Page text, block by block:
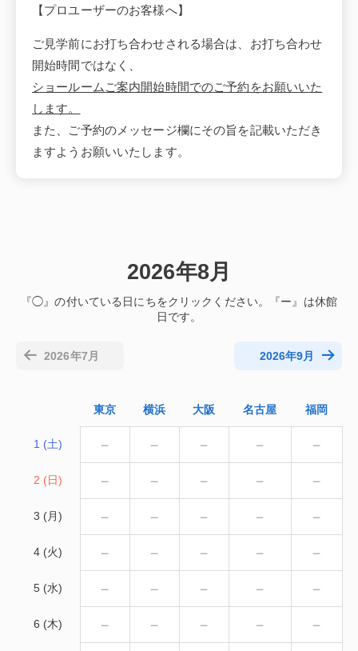
【プロユーザーのお客様へ】
ご見学前にお打ち合わせされる場合は、お打ち合わせ
開始時間ではなく、
ショールームご案内開始時間でのご予約をお願いいた
します。
また、ご予約のメッセージ欄にその旨を記載いただき
ますようお願いいたします。
2026年8月
東京 横浜 大阪 名古屋 福岡
1 (土) － － － － －
2 (日) － － － － －
3 (月) － － － － －
4 (火) － － － － －
5 (水) － － － － －
6 (木) － － － － －
2026年7月 2026年9月